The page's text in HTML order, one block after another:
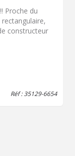
Proche du
constructeur
Réf : 35129-6654